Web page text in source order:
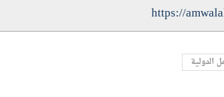
https://
الدولية